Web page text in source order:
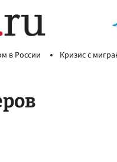
в России Кризис с